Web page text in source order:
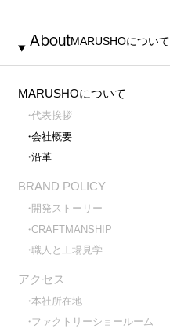
AboutMARUSHOについて
MARUSHOについて
代表挨拶
会社概要
沿革
BRAND POLICY
開発ストーリー
CRAFTMANSHIP
職人と工場見学
アクセス
本社所在地
ファクトリーショールーム